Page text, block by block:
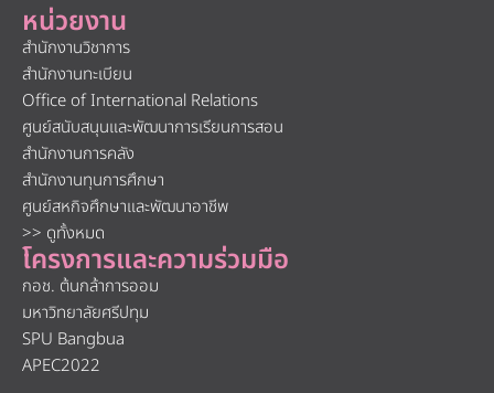
หน่วยงาน
สำนักงานวิชาการ
สำนักงานทะเบียน
Office of International Relations
ศูนย์สนับสนุนและพัฒนาการเรียนการสอน
สำนักงานการคลัง
สำนักงานทุนการศึกษา
ศูนย์สหกิจศึกษาและพัฒนาอาชีพ
>> ดูทั้งหมด
โครงการและความร่วมมือ
กอช. ต้นกล้าการออม
มหาวิทยาลัยศรีปทุม
SPU Bangbua
APEC2022